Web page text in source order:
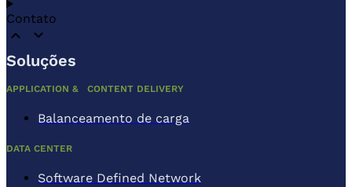
Contato
Soluções
APPLICATION & CONTENT DELIVERY
Balanceamento de carga
DATA CENTER
Software Defined Network